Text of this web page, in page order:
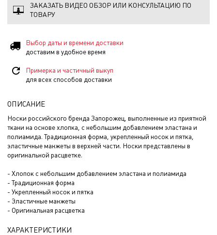
ЗАКАЗАТЬ ВИДЕО ОБЗОР ИЛИ КОНСУЛЬТАЦИЮ ПО
ТОВАРУ
Выбор даты и времени доставки
доставим в удобное время
Примерка и частичный выкуп
для всех способов доставки
ОПИСАНИЕ
Носки российского бренда Запорожец, выполненные из приятной
ткани на основе хлопка, с небольшим добавлением эластана и
полиамида. Традиционная форма, укрепленный носок и пятка,
эластичные манжеты в верхней части. Носки представлены в
оригинальной расцветке.
- Хлопок с небольшим добавлением эластана и полиамида
- Традиционная форма
- Укрепленный носок и пятка
- Эластичные манжеты
- Оригинальная расцветка
ХАРАКТЕРИСТИКИ